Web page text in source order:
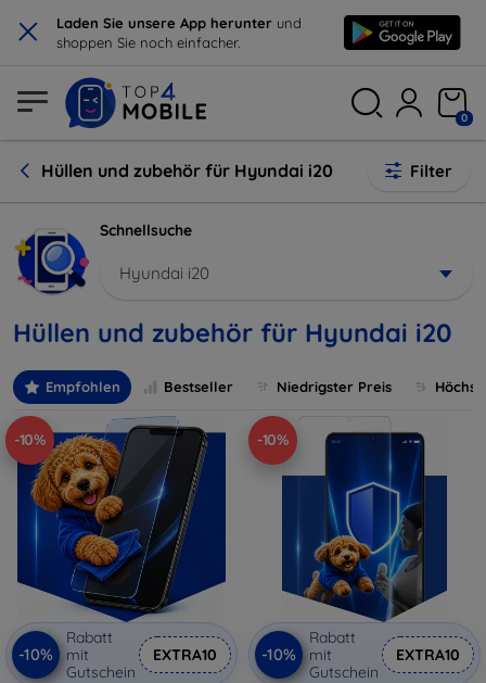
× Laden Sie unsere App herunter und
shoppen Sie noch einfacher.
0
Hüllen und zubehör für Hyundai i20 Filter
Schnellsuche
Hyundai i20
Hüllen und zubehör für Hyundai i20
Empfohlen Bestseller Niedrigster Preis
-10%
-10%
Rabatt
mit
Gutschein
EXTRA10
-10%
-10%
Rabatt
mit
Gutschein
EXTRA10